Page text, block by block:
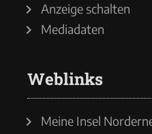
Anzeige schalten
Mediadaten
Weblinks
Meine Insel